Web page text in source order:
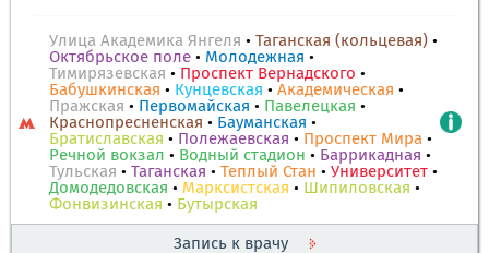
Улица Академика Янгеля • Таганская (кольцевая) •
Октябрьское поле • Молодежная •
Тимирязевская • Проспект Вернадского •
Бабушкинская • Кунцевская • Академическая •
Пражская • Первомайская • Павелецкая •
Краснопресненская • Бауманская •
Братиславская • Полежаевская • Проспект Мира •
Речной вокзал • Водный стадион • Баррикадная •
Тульская • Таганская • Теплый Стан • Университет •
Домодедовская • Марксистская • Шипиловская •
Фонвизинская • Бутырская
Запись к врачу